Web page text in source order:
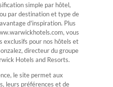
simple par hôtel,
par destination et type de
d'inspiration. Plus
vous
exclusifs pour nos hôtels et
directeur du groupe
Hotels and Resorts.
le site permet aux
leurs préférences et de